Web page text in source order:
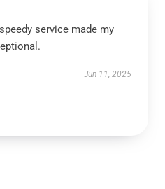
service made my
Jun 11, 2025